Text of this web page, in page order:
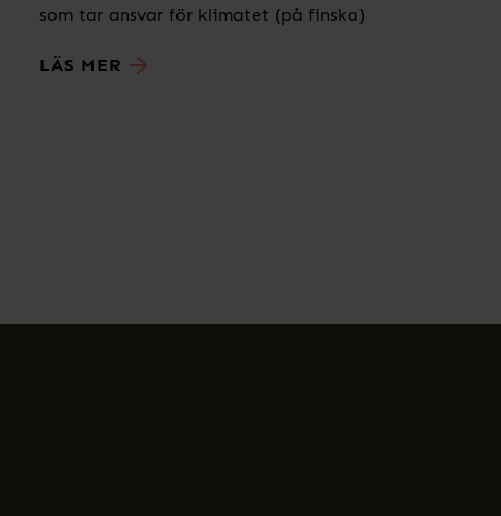
som tar ansvar för klimatet (på finska)
LÄS MER